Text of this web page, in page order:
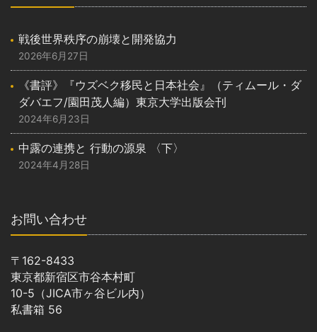
戦後世界秩序の崩壊と開発協力
2026年6月27日
《書評》『ウズベク移民と日本社会』（ティムール・ダ
ダバエフ/園田茂人編）東京大学出版会刊
2024年6月23日
中露の連携と 行動の源泉 〈下〉
2024年4月28日
お問い合わせ
〒162-8433
東京都新宿区市谷本村町
10-5（JICA市ヶ谷ビル内）
私書箱 56